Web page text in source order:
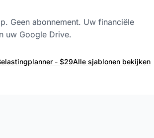
Geen abonnement. Uw financiële
uw Google Drive.
- $29Alle sjablonen bekijken